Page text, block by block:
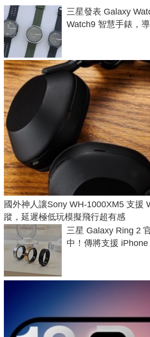
三星發表 Galaxy
Watch9 智慧手錶，
國外神人讓Sony WH-1000XM5 支援
蹤，延遲極低玩模擬飛行超有感
三星 Galaxy Ring 2
中！傳將支援